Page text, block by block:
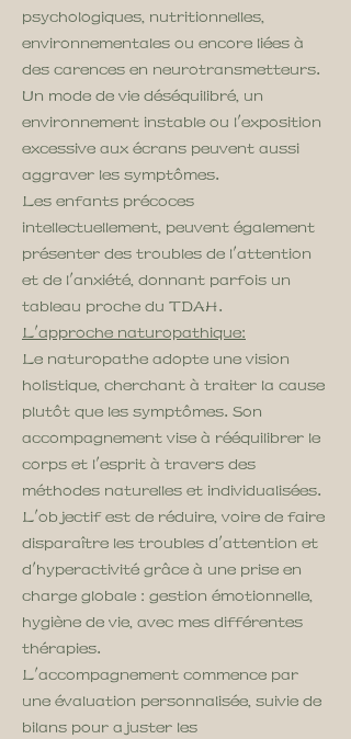
psychologiques, nutritionnelles,
environnementales ou encore liées à
des carences en neurotransmetteurs.
Un mode de vie déséquilibré, un
environnement instable ou l'exposition
excessive aux écrans peuvent aussi
aggraver les symptômes.
Les enfants précoces
intellectuellement, peuvent également
présenter des troubles de l'attention
et de l'anxiété, donnant parfois un
tableau proche du TDAH.
L'approche naturopathique:
Le naturopathe adopte une vision
holistique, cherchant à traiter la cause
plutôt que les symptômes. Son
accompagnement vise à rééquilibrer le
corps et l'esprit à travers des
méthodes naturelles et individualisées.
L'objectif est de réduire, voire de faire
disparaître les troubles d'attention et
d'hyperactivité grâce à une prise en
charge globale : gestion émotionnelle,
hygiène de vie, avec mes différentes
thérapies.
L'accompagnement commence par
une évaluation personnalisée, suivie de
bilans pour ajuster les